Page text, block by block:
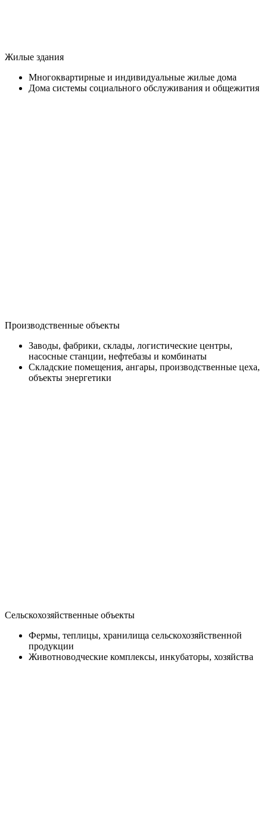
Жилые здания
Многоквартирные и индивидуальные жилые дома
Дома системы социального обслуживания и общежития
Производственные объекты
Заводы, фабрики, склады, логистические центры,
насосные станции, нефтебазы и комбинаты
Складские помещения, ангары, производственные цеха,
объекты энергетики
Сельскохозяйственные объекты
Фермы, теплицы, хранилища сельскохозяйственной
продукции
Животноводческие комплексы, инкубаторы, хозяйства